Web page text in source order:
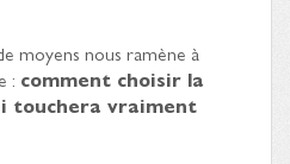
moyens nous ramène à
: comment choisir la
touchera vraiment